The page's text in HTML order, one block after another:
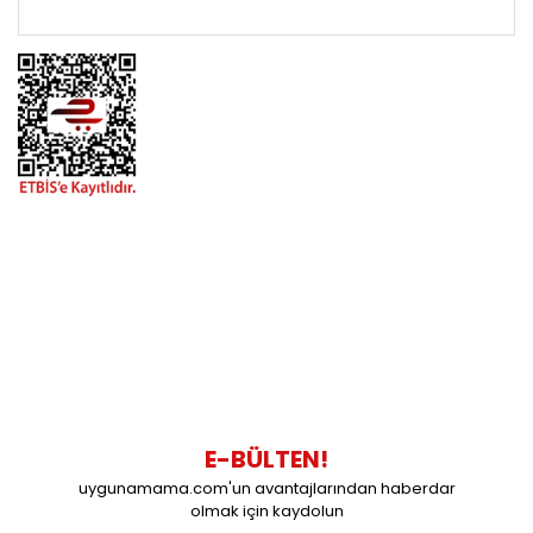
E-BÜLTEN!
uygunamama.com'un avantajlarından haberdar
olmak için kaydolun